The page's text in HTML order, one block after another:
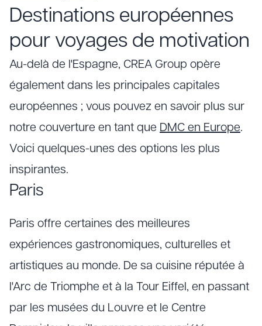
Destinations européennes
pour voyages de motivation
Au-delà de l'Espagne, CREA Group opère
également dans les principales capitales
européennes ; vous pouvez en savoir plus sur
notre couverture en tant que DMC en Europe.
Voici quelques-unes des options les plus
inspirantes.
Paris
Paris offre certaines des meilleures
expériences gastronomiques, culturelles et
artistiques au monde. De sa cuisine réputée à
l'Arc de Triomphe et à la Tour Eiffel, en passant
par les musées du Louvre et le Centre